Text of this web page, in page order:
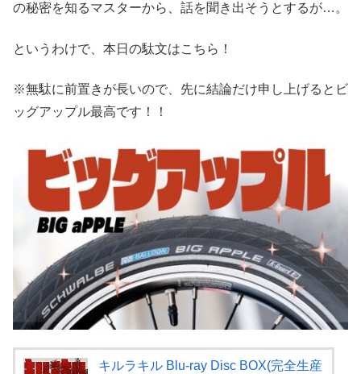
の秘密を知るマスターから、話を聞き出そうとするが…。
というわけで、本日の駄文はこちら！
※無駄に前置きが長いので、先に結論だけ申し上げるとビ
ッグアップル最高です！！
キルラキル Blu-ray Disc BOX(完全生産